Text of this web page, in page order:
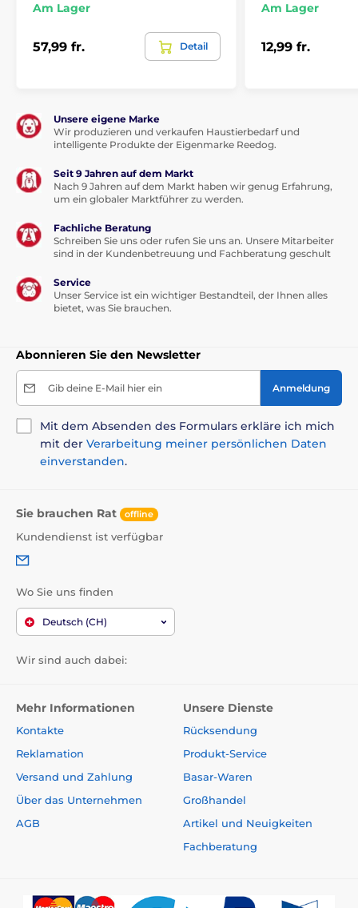
Am Lager
57,99 fr. Detail
Am Lager
12,99 fr.
Unsere eigene Marke
Wir produzieren und verkaufen Haustierbedarf und
intelligente Produkte der Eigenmarke Reedog.
Seit 9 Jahren auf dem Markt
Nach 9 Jahren auf dem Markt haben wir genug Erfahrung,
um ein globaler Marktführer zu werden.
Fachliche Beratung
Schreiben Sie uns oder rufen Sie uns an. Unsere Mitarbeiter
sind in der Kundenbetreuung und Fachberatung geschult
Service
Unser Service ist ein wichtiger Bestandteil, der Ihnen alles
bietet, was Sie brauchen.
Abonnieren Sie den Newsletter
Gib deine E-Mail hier ein Anmeldung
Mit dem Absenden des Formulars erkläre ich mich
mit der Verarbeitung meiner persönlichen Daten
einverstanden.
Sie brauchen Rat offline
Kundendienst ist verfügbar
Wo Sie uns finden
Deutsch (CH)
Wir sind auch dabei:
Mehr Informationen
Kontakte
Reklamation
Versand und Zahlung
Über das Unternehmen
AGB
Unsere Dienste
Rücksendung
Produkt-Service
Basar-Waren
Großhandel
Artikel und Neuigkeiten
Fachberatung